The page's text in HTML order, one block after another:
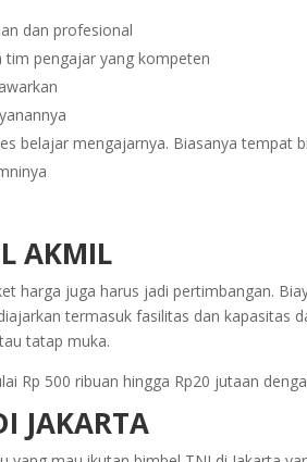
dan profesional
tim pengajar yang kompeten
belajar mengajarnya. Biasanya tempat
AKMIL
harga juga harus jadi pertimbangan.
termasuk fasilitas dan kapasitas
tatap muka.
Rp 500 ribuan hingga Rp20 jutaan
JAKARTA